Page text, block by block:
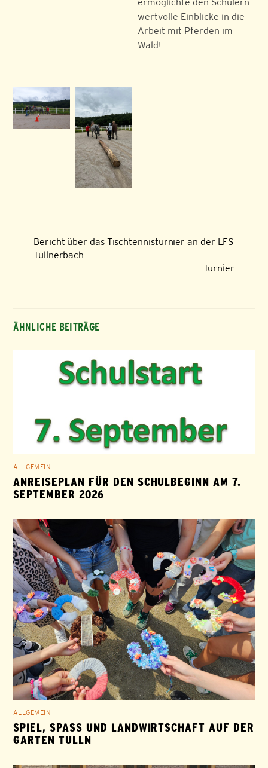
wertvolle Einblicke in die
Arbeit mit Pferden im
Wald!
Bericht über das Tischtennisturnier an der LFS
Tullnerbach
Turnier
ÄHNLICHE BEITRÄGE
ALLGEMEIN
ANREISEPLAN FÜR DEN SCHULBEGINN AM 7.
SEPTEMBER 2026
ALLGEMEIN
SPIEL, SPASS UND LANDWIRTSCHAFT AUF DER G
ARTEN TULLN